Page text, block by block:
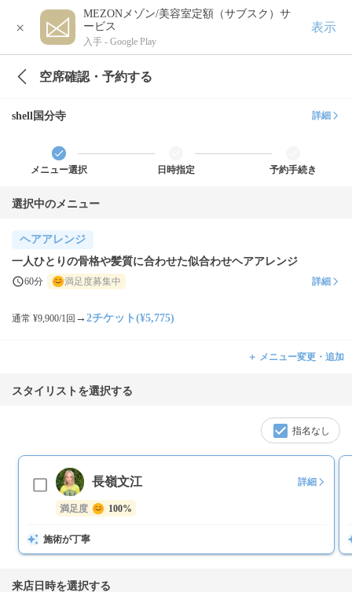
×
MEZONメゾン/美容室定額（サブスク）サ
ービス
入手 - Google Play
表示
空席確認・予約する
shell国分寺 詳細
メニュー選択 日時指定 予約手続き
選択中のメニュー
ヘアアレンジ
一人ひとりの骨格や髪質に合わせた似合わせヘアアレンジ
60分 満足度募集中 詳細
通常 ¥9,900/1回 → 2チケット(¥5,775)
＋ メニュー変更・追加
スタイリストを選択する
指名なし
長嶺文江 詳細
満足度 100%
施術が丁寧
来店日時を選択する